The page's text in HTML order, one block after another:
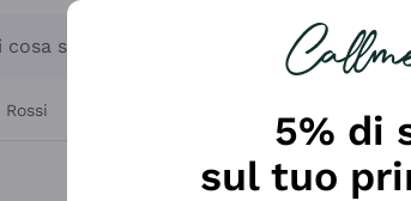
cosa stai cercando
Rossi
5% di
sul tuo